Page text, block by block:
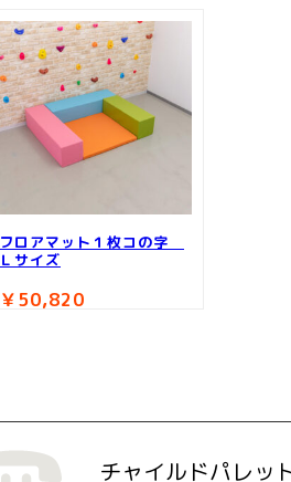
フロアマット１枚コの字
Ｌサイズ
￥50,820
チャイルドパレッ